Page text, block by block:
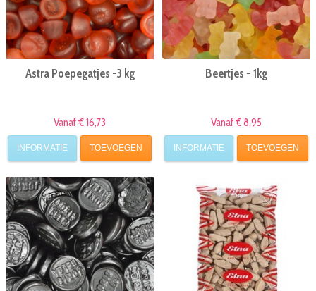
Astra Poepegatjes -3 kg
Vanaf € 16,73
INFORMATIE TOEVOEGEN
Beertjes - 1kg
Vanaf € 8,95
INFORMATIE TOEVOEGEN